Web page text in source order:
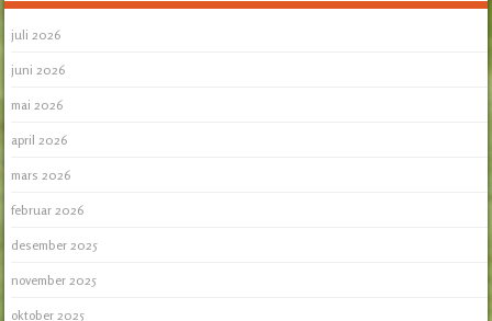
juli 2026
juni 2026
mai 2026
april 2026
mars 2026
februar 2026
desember 2025
november 2025
oktober 2025